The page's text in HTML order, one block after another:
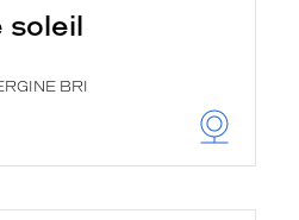
soleil
BRI